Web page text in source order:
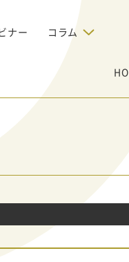
SaaS導入
ListFinder
ン）
飛び込み営業」や
BtoBデジタ
功企業のリア 即時可視
ナー コラム